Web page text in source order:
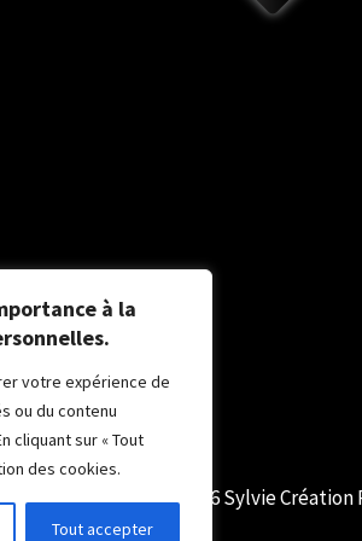
à la
votre expérience de
ou du contenu
cliquant sur « Tout
des cookies.
Tout accepter
© 2026 Sylvie